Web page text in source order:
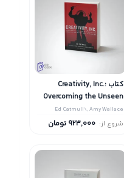
کتاب Creativity, Inc.:
Overcoming the Unseen
Forces That Stand in the
Way of True Inspiration
Ed Catmull\, Amy Wallace
شروع از: 923,000 تومان